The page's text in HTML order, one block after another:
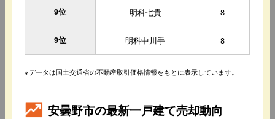
9位 明科七貴 8
9位 明科中川手 8
※データは国土交通省の不動産取引価格情報をもとに表示しています。
安曇野市の最新一戸建て売却動向